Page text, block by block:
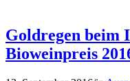
Goldregen beim
Bioweinpreis